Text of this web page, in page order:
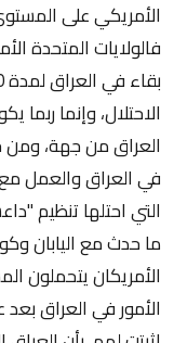
الأمريكي على
فالولايات المتحدة
الاحتلال، وإنما ربما
العراق من جهة، ومن
في العراق والعمل
التي احتلها تنظيم
ما حدث مع اليابان
الأمريكان يتحملون